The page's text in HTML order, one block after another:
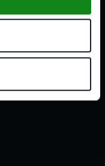
16:00